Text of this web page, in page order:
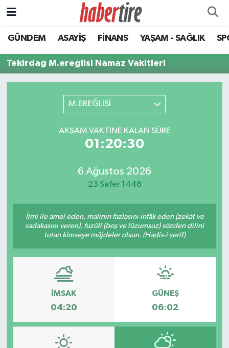
GÜNDEM ASAYİŞ FİNANS YAŞAM - SAĞLIK
Tekirdağ M.ereğlisi Namaz Vakitleri
M.EREĞLİSİ
AKŞAM VAKTINE KALAN SÜRE
01:20:30
6 Ağustos 2026
23 Safer 1448
İlmi ile amel eden, malının fazlasını infâk eden (zekât ve
sadakasını veren), fuzûlî (boş ve lüzumsuz) sözden dilini
tutan kimseye müjdeler olsun. (Hadis-i şerif)
İMSAK
04:20
GÜNEŞ
06:02
Tire Nöbetçi Eczaneler
Tire Hava Durumu
Tüm Manşetler
Son Dakika Haberleri